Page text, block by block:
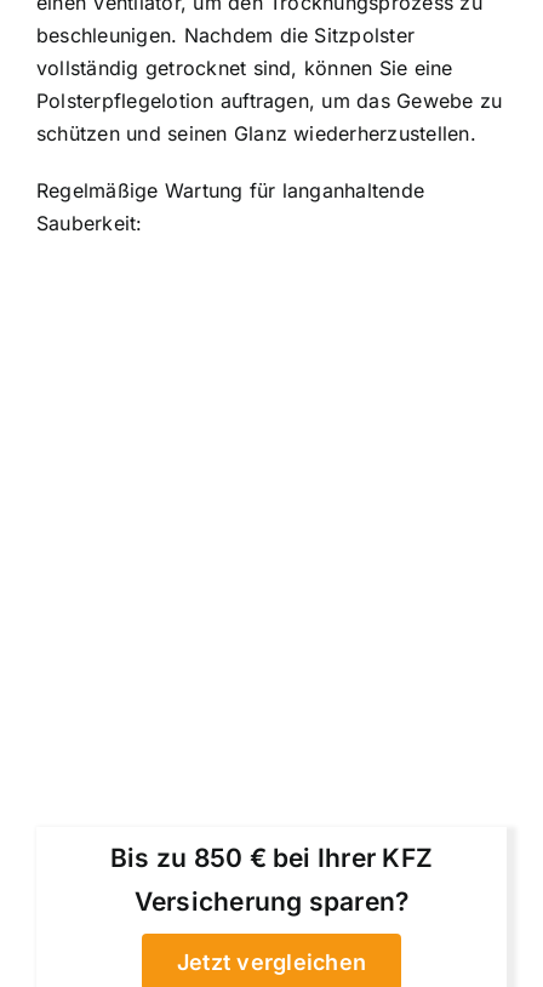
beschleunigen. Nachdem die Sitzpolster
vollständig getrocknet sind, können Sie eine
Polsterpflegelotion auftragen, um das Gewebe zu
schützen und seinen Glanz wiederherzustellen.
Regelmäßige Wartung für langanhaltende
Sauberkeit:
Bis zu 850 € bei Ihrer KFZ
Versicherung sparen?
Jetzt vergleichen